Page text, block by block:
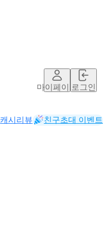
마이페이지로그인
캐시리뷰 친구초대 이벤트